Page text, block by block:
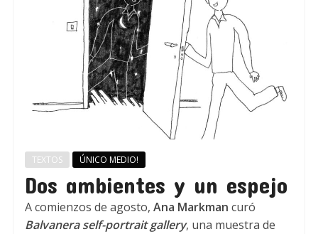
TEXTOS ÚNICO MEDIO!
Dos ambientes y un espejo
A comienzos de agosto, Ana Markman curó
Balvanera self-portrait gallery, una muestra de